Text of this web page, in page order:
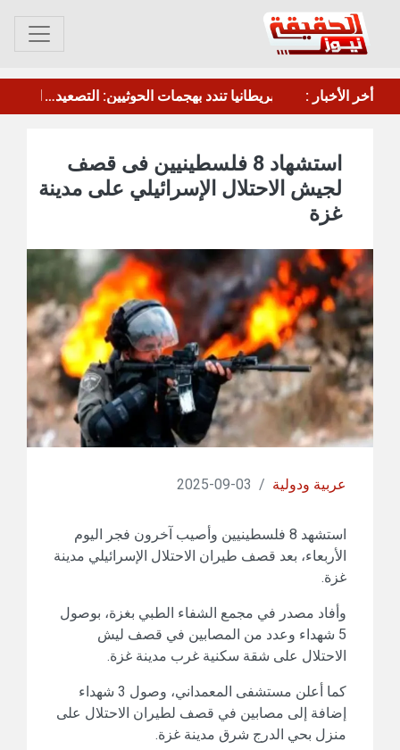
أخر الأخبار : ​وزيرة الخارجية تبحث مع المبعوث الأممي تداعيات التصعيد الأخير للحوثيين
استشهاد 8 فلسطينيين فى قصف
لجيش الاحتلال الإسرائيلي على مدينة
غزة
عربية ودولية /
03-09-2025
استشهد 8 فلسطينيين وأصيب آخرون فجر اليوم
الأربعاء، بعد قصف طيران الاحتلال الإسرائيلي مدينة
غزة.
وأفاد مصدر في مجمع الشفاء الطبي بغزة، بوصول
5 شهداء وعدد من المصابين في قصف ليش
الاحتلال على شقة سكنية غرب مدينة غزة.
كما أعلن مستشفى المعمداني، وصول 3 شهداء
إضافة إلى مصابين في قصف لطيران الاحتلال على
منزل بحي الدرج شرق مدينة غزة.